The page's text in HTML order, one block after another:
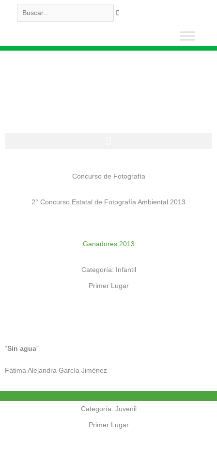
Buscar...
Concurso de Fotografía
2° Concurso Estatal de Fotografía Ambiental 2013
Ganadores 2013
Categoría: Infantil
Primer Lugar
“Sin agua”
Fátima Alejandra García Jiménez
Categoría: Juvenil
Primer Lugar